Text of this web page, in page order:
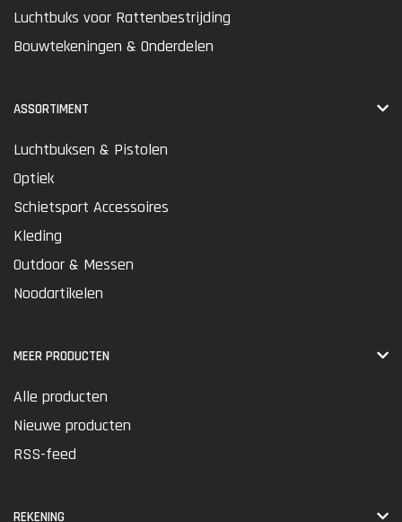
Luchtbuks voor Rattenbestrijding
Bouwtekeningen & Onderdelen
ASSORTIMENT
Luchtbuksen & Pistolen
Optiek
Schietsport Accessoires
Kleding
Outdoor & Messen
Noodartikelen
MEER PRODUCTEN
Alle producten
Nieuwe producten
RSS-feed
REKENING